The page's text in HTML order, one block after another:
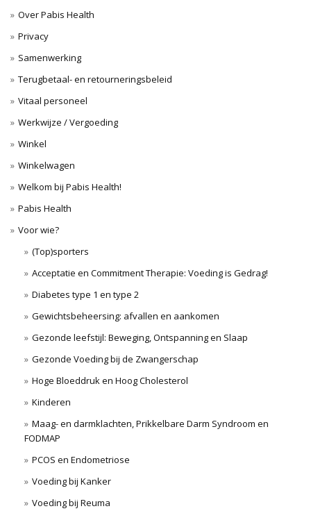
Over Pabis Health
Privacy
Samenwerking
Terugbetaal- en retourneringsbeleid
Vitaal personeel
Werkwijze / Vergoeding
Winkel
Winkelwagen
Welkom bij Pabis Health!
Pabis Health
Voor wie?
(Top)sporters
Acceptatie en Commitment Therapie: Voeding is Gedrag!
Diabetes type 1 en type 2
Gewichtsbeheersing: afvallen en aankomen
Gezonde leefstijl: Beweging, Ontspanning en Slaap
Gezonde Voeding bij de Zwangerschap
Hoge Bloeddruk en Hoog Cholesterol
Kinderen
Maag- en darmklachten, Prikkelbare Darm Syndroom en
FODMAP
PCOS en Endometriose
Voeding bij Kanker
Voeding bij Reuma